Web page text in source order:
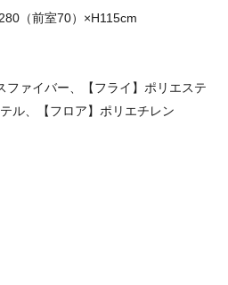
（前室70）×H115cm
ファイバー、【フライ】ポリエステ
ル、【フロア】ポリエチレン